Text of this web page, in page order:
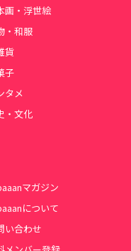
画・浮世絵
・和服
貨
子
タメ
・文化
マガジン
について
い合わせ